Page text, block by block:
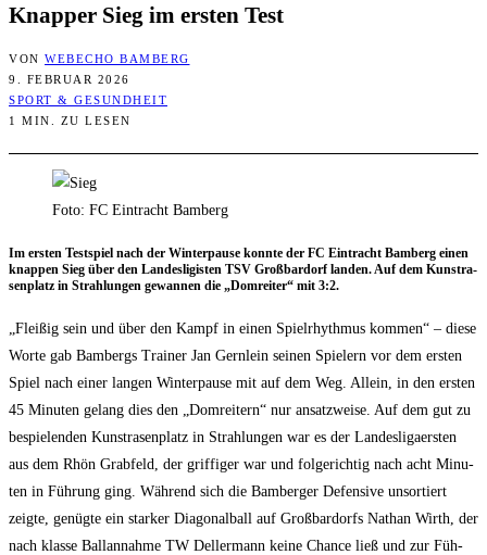
Knap­per Sieg im ers­ten Test
VON WEBECHO BAMBERG
9. FEBRUAR 2026
SPORT & GESUNDHEIT
1 MIN. ZU LESEN
Foto: FC Eintracht Bamberg
Im ers­ten Test­spiel nach der Win­ter­pau­se konn­te der FC Ein­tracht Bam­berg einen
knap­pen Sieg über den Lan­des­li­gis­ten TSV Groß­bar­dorf lan­den. Auf dem Kunst­ra­
sen­platz in Strah­lun­gen gewan­nen die „Dom­rei­ter“ mit 3:2.
„Flei­ßig sein und über den Kampf in einen Spiel­rhyth­mus kom­men“ – die­se
Wor­te gab Bam­bergs Trai­ner Jan Gern­lein sei­nen Spie­lern vor dem ers­ten
Spiel nach einer lan­gen Win­ter­pau­se mit auf dem Weg. Allein, in den ers­ten
45 Minu­ten gelang dies den „Dom­rei­tern“ nur ansatz­wei­se. Auf dem gut zu
bespie­len­den Kunst­ra­sen­platz in Strah­lun­gen war es der Lan­des­li­gaers­ten
aus dem Rhön Grab­feld, der grif­fi­ger war und fol­ge­rich­tig nach acht Minu­
ten in Füh­rung ging. Wäh­rend sich die Bam­ber­ger Defen­si­ve unsor­tiert
zeig­te, genüg­te ein star­ker Dia­go­nal­ball auf Groß­bar­dorfs Nathan Wirth, der
nach klas­se Ball­an­nah­me TW Dell­er­mann kei­ne Chan­ce ließ und zur Füh­